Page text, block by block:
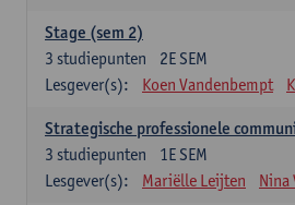
Stage (sem 2)
2E SEM
3 studiepunten
Lesgever(s):
Koen Vandenbempt
Strategische professionele
1E SEM
3 studiepunten
Lesgever(s):
Mariëlle Leijten Nina